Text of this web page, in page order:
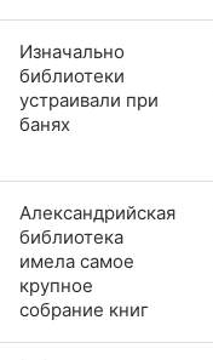
Изначально
библиотеки
устраивали при
банях
Александрийская
библиотека
имела самое
крупное
собрание книг